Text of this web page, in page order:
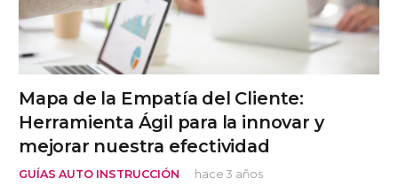
Mapa de la Empatía del Cliente:
Herramienta Ágil para la innovar y
mejorar nuestra efectividad
GUÍAS AUTO INSTRUCCIÓN hace 3 años